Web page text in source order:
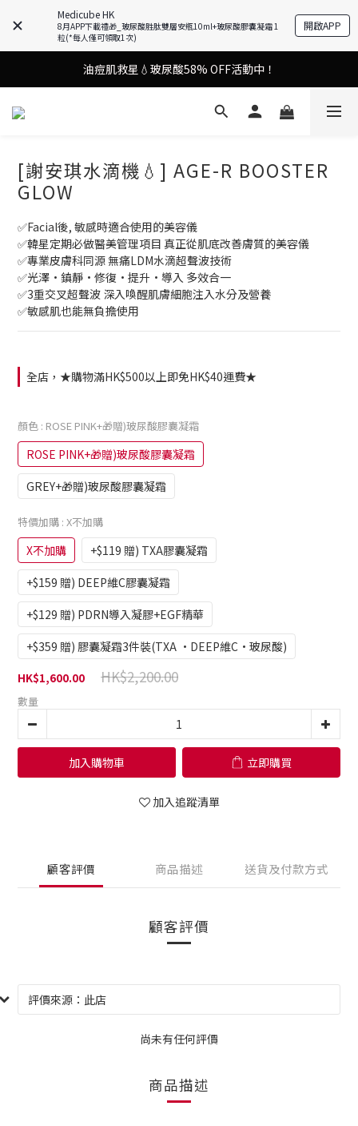
Medicube HK
8月APP下載禮🎁_玻尿酸胜肽雙層安瓶10ml+玻尿酸膠囊凝霜 1
粒(*每人僅可領取1次)
開啟APP
謝安琪愛用美容儀🌸護膚效果UP！
謝安琪愛用美容儀🌸護膚效果UP！
油痘肌救星💧玻尿酸58% OFF活動中！
謝安琪愛用美容儀🌸護膚效果UP！
[謝安琪水滴機💧] AGE-R BOOSTER
GLOW
✅️Facial後, 敏感時適合使用的美容儀
✅️韓星定期必做醫美管理項目 真正從肌底改善膚質的美容儀
✅️專業皮膚科同源 無痛LDM水滴超聲波技術
✅️光澤·鎮靜·修復·提升·導入 多效合一
✅️3重交叉超聲波 深入喚醒肌膚細胞注入水分及營養
✅️敏感肌也能無負擔使用
全店，★購物滿HK$500以上即免HK$40運費★
顏色 : ROSE PINK+🎁贈)玻尿酸膠囊凝霜
ROSE PINK+🎁贈)玻尿酸膠囊凝霜
GREY+🎁贈)玻尿酸膠囊凝霜
特價加購 : X不加購
X不加購
+$119 贈) TXA膠囊凝霜
+$159 贈) DEEP維C膠囊凝霜
+$129 贈) PDRN導入凝膠+EGF精華
+$359 贈) 膠囊凝霜3件裝(TXA ·DEEP維C·玻尿酸)
HK$2,200.00
HK$1,600.00
數量
加入購物車 立即購買
加入追蹤清單
顧客評價 商品描述 送貨及付款方式
顧客評價
尚未有任何評價
商品描述